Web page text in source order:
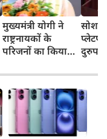
मुख्यमंत्री योगी ने
राष्ट्रनायकों के
परिजनों का किया
पुस्तकों का भी हुआ
विमोचन
सोशल
फैला
ताकतें